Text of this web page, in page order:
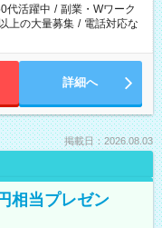
代活躍中 / 副業・Wワーク
上の大量募集 / 電話対応な
詳細へ
掲載日：2026.08.03
相当プレゼン